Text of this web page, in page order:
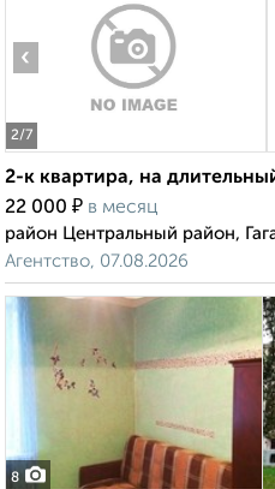
2/7
‹
2-к квартира, на
22 000 ₽ в месяц
район Центральный район,
Агентство, 07.08.2026
8